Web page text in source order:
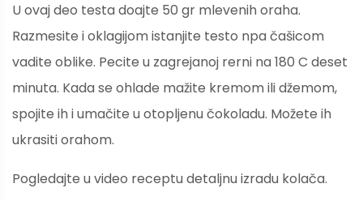
U ovaj deo testa doajte 50 gr mlevenih oraha.
Razmesite i oklagijom istanjite testo npa čašicom
vadite oblike. Pecite u zagrejanoj rerni na 180 C deset
minuta. Kada se ohlade mažite kremom ili džemom,
spojite ih i umačite u otopljenu čokoladu. Možete ih
ukrasiti orahom.
Pogledajte u video receptu detaljnu izradu kolača.